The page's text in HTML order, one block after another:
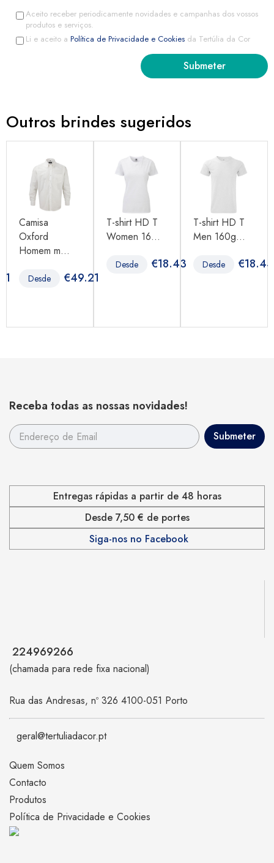
Aceito receber periodicamente novidades e campanhas dos vossos
produtos e serviços.
Li e aceito a Política de Privacidade e Cookies da Tertúlia da Cor
Outros brindes sugeridos
Camisa
Oxford
Homem m...
Desde €49.21
T-shirt HD T
Women 16...
Desde €18.43
T-shirt HD T
Men 160g...
Desde €18.43
Receba todas as nossas novidades!
Entregas rápidas a partir de 48 horas
Desde 7,50 € de portes
Siga-nos no Facebook
224969266
(chamada para rede fixa nacional)
Rua das Andresas, nº 326 4100-051 Porto
geral@tertuliadacor.pt
Quem Somos
Contacto
Produtos
Política de Privacidade e Cookies